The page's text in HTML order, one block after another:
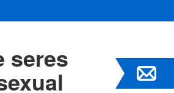
seres